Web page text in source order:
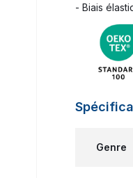
- Biais
Genre